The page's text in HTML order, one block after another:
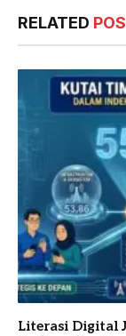
RELATED
Literasi Digital